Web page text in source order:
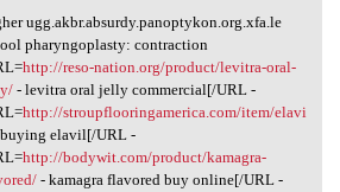
ugg.akbr.absurdy
ugg.akbr.absurdy.panoptykon.org.xfa.le
pharyngoplasty: contraction
http://reso-nation.org/product/levitra-oral-
- levitra oral jelly commercial[/URL -
http://stroupflooringamerica.com/item/elavi
elavil[/URL -
http://bodywit.com/product/kamagra-
- kamagra flavored buy online[/URL -